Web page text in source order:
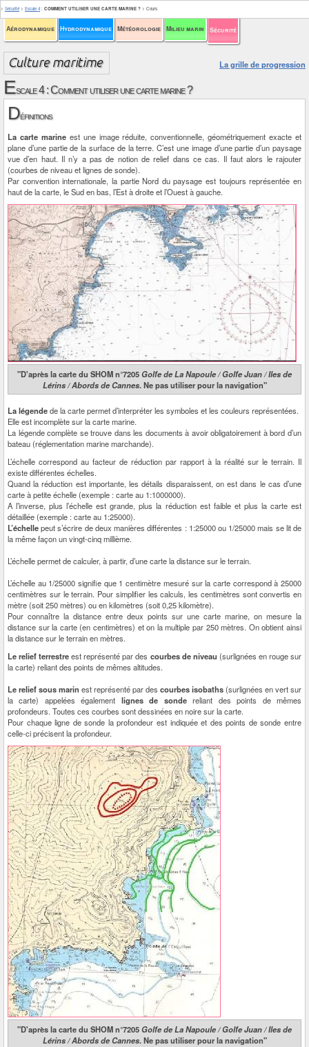
Aérodynamique Hydrodynamique Météorologie Milieu marin Sécurité
> Sécurité > Escale 4 : COMMENT UTILISER UNE CARTE MARINE ? > Cours
La grille de progression
Escale 4 : Comment utiliser une carte marine ?
Définitions
La carte marine est une image réduite, conventionnelle, géométriquement exacte et
plane d’une partie de la surface de la terre. C’est une image d’une partie d’un paysage
vue d’en haut. Il n’y a pas de notion de relief dans ce cas. Il faut alors le rajouter
(courbes de niveau et lignes de sonde).
Par convention internationale, la partie Nord du paysage est toujours représentée en
haut de la carte, le Sud en bas, l’Est à droite et l’Ouest à gauche.
"D'après la carte du SHOM n°7205Golfe de La Napoule / Golfe Juan / Iles de
Lérins / Abords de Cannes. Ne pas utiliser pour la navigation"
La légendede la carte permet d’interpréter les symboles et les couleurs représentées.
Elle est incomplète sur la carte marine.
La légende complète se trouve dans les documents à avoir obligatoirement à bord d’un
bateau (réglementation marine marchande).
L’échelle correspond au facteur de réduction par rapport à la réalité sur le terrain. Il
existe différentes échelles.
Quand la réduction est importante, les détails disparaissent, on est dans le cas d’une
carte à petite échelle (exemple : carte au 1:1000000).
A l’inverse, plus l’échelle est grande, plus la réduction est faible et plus la carte est
détaillée (exemple : carte au 1:25000).
L’échellepeut s’écrire de deux manières différentes : 1:25000 ou 1/25000 mais se lit de
la même façon un vingt-cinq millième.
L’échelle permet de calculer, à partir, d’une carte la distance sur le terrain.
L’échelle au 1/25000 signifie que 1 centimètre mesuré sur la carte correspond à 25000
centimètres sur le terrain. Pour simplifier les calculs, les centimètres sont convertis en
mètre (soit 250 mètres) ou en kilomètres (soit 0,25 kilomètre).
Pour connaître la distance entre deux points sur une carte marine, on mesure la
distance sur la carte (en centimètres) et on la multiple par 250 mètres. On obtient ainsi
la distance sur le terrain en mètres.
Le relief terrestreest représenté par des courbes de niveau (surlignées en rouge sur
la carte) reliant des points de mêmes altitudes.
Le relief sous marin est représenté par des courbes isobaths(surlignées en vert sur
la carte) appelées également lignes de sondereliant des points de mêmes
profondeurs. Toutes ces courbes sont dessinées en noire sur la carte.
Pour chaque ligne de sonde la profondeur est indiquée et des points de sonde entre
celle-ci précisent la profondeur.
"D'après la carte du SHOM n°7205Golfe de La Napoule / Golfe Juan / Iles de
Lérins / Abords de Cannes. Ne pas utiliser pour la navigation"